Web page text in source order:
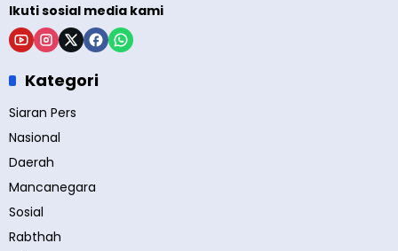
Ikuti sosial media kami
Kategori
Siaran Pers
Nasional
Daerah
Mancanegara
Sosial
Rabthah